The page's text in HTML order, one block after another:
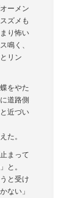
ーメン
ズメも
り怖い
鳴く、
リン
をやた
道路側
近づい
た。
まって
と。
と受け
ない」